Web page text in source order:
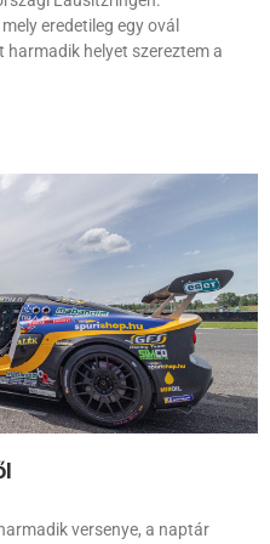
eredetileg egy ovál
harmadik helyet szereztem a
versenye, a naptár